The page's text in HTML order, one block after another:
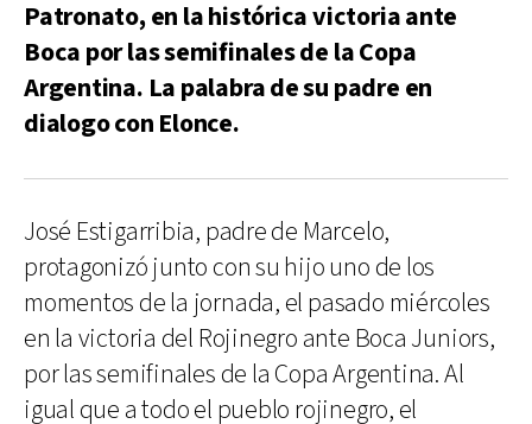
Patronato, en la histórica victoria ante
Boca por las semifinales de la Copa
Argentina. La palabra de su padre en
dialogo con Elonce.
José Estigarribia, padre de Marcelo,
protagonizó junto con su hijo uno de los
momentos de la jornada, el pasado miércoles
en la victoria del Rojinegro ante Boca Juniors,
por las semifinales de la Copa Argentina. Al
igual que a todo el pueblo rojinegro, el